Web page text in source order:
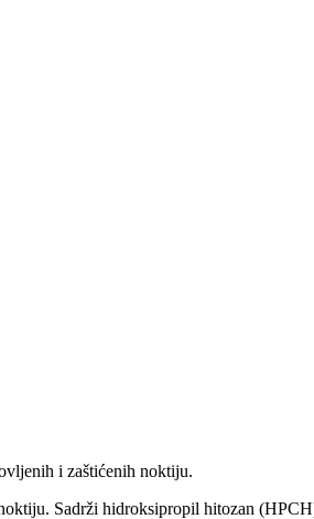
i zaštićenih noktiju.
Sadrži hidroksipropil hitozan